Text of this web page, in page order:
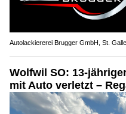
Autolackiererei Brugger GmbH, St.
Wolfwil SO: 13-
mit Auto verletzt –